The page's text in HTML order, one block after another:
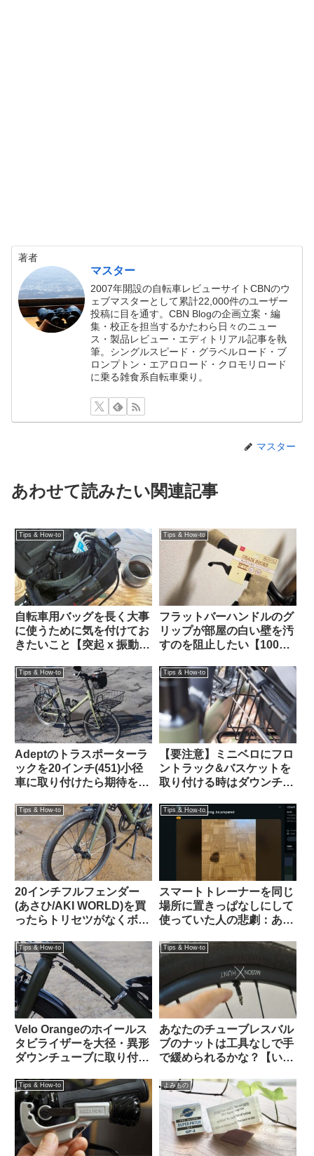
著者
マスター
2007年開設の自転車レビューサイトCBNのウ
ェブマスターとして累計22,000件のユーザー
投稿に目を通す。CBN Blogの企画立案・編
集・校正を担当するかたわら日々のニュー
ス・製品レビュー・エディトリアル記事を執
筆。シングルスピード・グラベルロード・ブ
ロンプトン・エアロロード・クロモリロード
に乗る雑食系自転車乗り。
マスター
あわせて読みたい関連記事
Tips & How-to
自転車用バッグを長く大事
に使うために気を付けてお
きたいこと【突起 x 振動
Tips & How-to
フラットバーハンドルのグ
リップが部屋の白い壁を汚
すのを阻止したい【100均
Tips & How-to
Adeptのトラスポーターラ
ックを20インチ(451)小径
車に取り付けたら期待を超
【Tern Crest カスタム】
Tips & How-to
【要注意】ミニベロにフロ
ントラック&バスケットを
取り付ける時はダウンチュ
ルを切って確認すべし
Tips & How-to
20インチフルフェンダー
(あさひ/AKI WORLD)を買
ったらトリセツがなくボル
にやれ」なプロ仕様製品だ
ったけれど意外に装着簡単
でTern Crestと相性も抜群
でした
Tips & How-to
スマートトレーナーを同じ
場所に置きっぱなしにして
使っていた人の悲劇：あな
示板から）
Tips & How-to
Velo Orangeのホイールス
タビライザーを大径・異形
ダウンチューブに取り付け
金物を使ってDIY】
Tips & How-to
あなたのチューブレスバル
ブのナットは工具なしで手
で緩められるかな？【いま
Tips & How-to よみもの